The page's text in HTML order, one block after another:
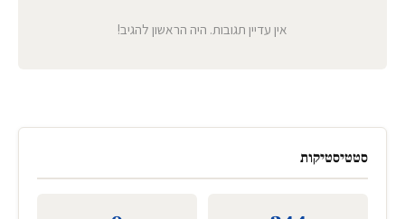
אין עדיין תגובות. היה הראשון להגיב!
סטטיסטיקות